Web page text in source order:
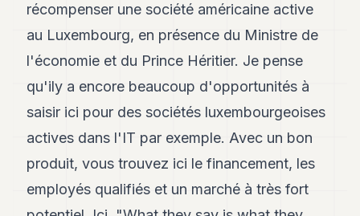
ASSOCIATIONS
CONTACT
S'ABONNER
récompenser une société américaine active
au Luxembourg, en présence du Ministre de
l'économie et du Prince Héritier. Je pense
qu'ily a encore beaucoup d'opportunités à
saisir ici pour des sociétés luxembourgeoises
actives dans l'IT par exemple. Avec un bon
produit, vous trouvez ici le financement, les
employés qualifiés et un marché à très fort